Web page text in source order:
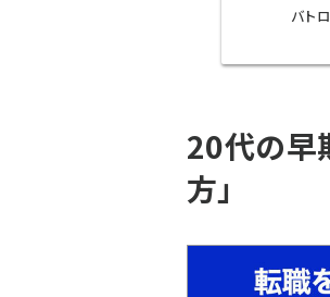
バト
20代の早
方」